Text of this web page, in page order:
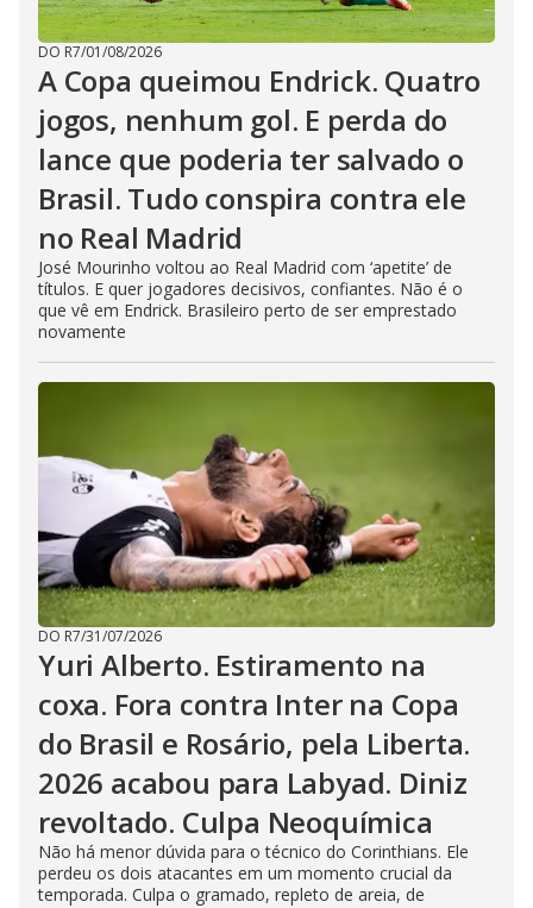
DO R7/01/08/2026
A Copa queimou Endrick. Quatro
jogos, nenhum gol. E perda do
lance que poderia ter salvado o
Brasil. Tudo conspira contra ele
no Real Madrid
José Mourinho voltou ao Real Madrid com ‘apetite’ de
títulos. E quer jogadores decisivos, confiantes. Não é o
que vê em Endrick. Brasileiro perto de ser emprestado
novamente
DO R7/31/07/2026
Yuri Alberto. Estiramento na
coxa. Fora contra Inter na Copa
do Brasil e Rosário, pela Liberta.
2026 acabou para Labyad. Diniz
revoltado. Culpa Neoquímica
Não há menor dúvida para o técnico do Corinthians. Ele
perdeu os dois atacantes em um momento crucial da
temporada. Culpa o gramado, repleto de areia, de